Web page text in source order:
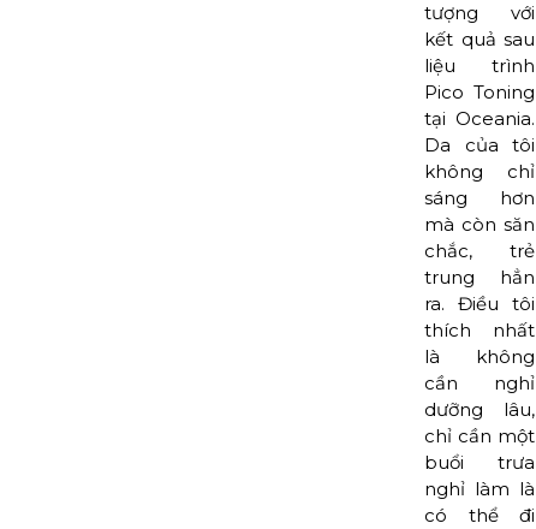
tượng với
kết quả sau
liệu trình
Pico Toning
tại Oceania.
Da của tôi
không chỉ
sáng hơn
mà còn săn
chắc, trẻ
trung hẳn
ra. Điều tôi
thích nhất
là không
cần nghỉ
dưỡng lâu,
chỉ cần một
buổi trưa
nghỉ làm là
có thể đi